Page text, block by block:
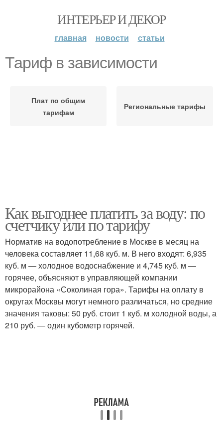
ИНТЕРЬЕР И ДЕКОР
главная новости статьи
Тариф в зависимости
Плат по общим
тарифам
Региональные тарифы
Как выгоднее платить за воду: по
счетчику или по тарифу
Норматив на водопотребление в Москве в месяц на
человека составляет 11,68 куб. м. В него входят: 6,935
куб. м — холодное водоснабжение и 4,745 куб. м —
горячее, объясняют в управляющей компании
микрорайона «Соколиная гора». Тарифы на оплату в
округах Москвы могут немного различаться, но средние
значения таковы: 50 руб. стоит 1 куб. м холодной воды, а
210 руб. — один кубометр горячей.